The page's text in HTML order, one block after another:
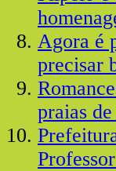
Agora é
precisar
praias